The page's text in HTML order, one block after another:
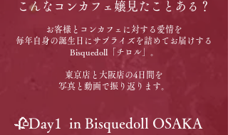
こんなコンカフェ嬢見たことある？
お客様とコンカフェに対する愛情を
毎年自身の誕生日にサプライズを詰めてお届けする
Bisquedoll「チロル」。
東京店と大阪店の4日間を
写真と動画で振り返ります。
🥀Day1 in Bisquedoll OSAKA